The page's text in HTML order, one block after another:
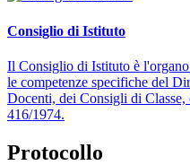
Consiglio di Istituto
Il Consiglio di Istituto è
le competenze specifiche del
Docenti, dei Consigli di
416/1974.
Protocollo